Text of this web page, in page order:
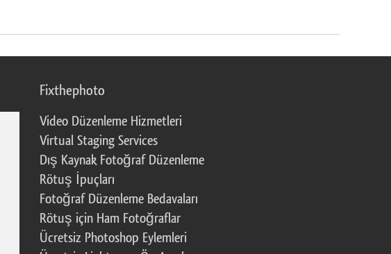
Fixthephoto
Video Düzenleme Hizmetleri
Virtual Staging Services
Dış Kaynak Fotoğraf Düzenleme
Rötuş İpuçları
Fotoğraf Düzenleme Bedavaları
Rötuş için Ham Fotoğraflar
Ücretsiz Photoshop Eylemleri